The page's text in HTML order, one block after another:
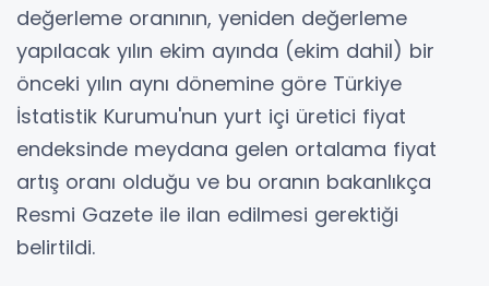
değerleme oranının, yeniden değerleme
yapılacak yılın ekim ayında (ekim dahil) bir
önceki yılın aynı dönemine göre Türkiye
İstatistik Kurumu'nun yurt içi üretici fiyat
endeksinde meydana gelen ortalama fiyat
artış oranı olduğu ve bu oranın bakanlıkça
Resmi Gazete ile ilan edilmesi gerektiği
belirtildi.